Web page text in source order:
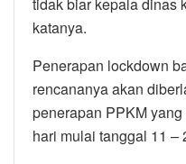
katanya.
Penerapan lockdown
rencananya akan
penerapan PPKM
hari mulai tanggal 11 –